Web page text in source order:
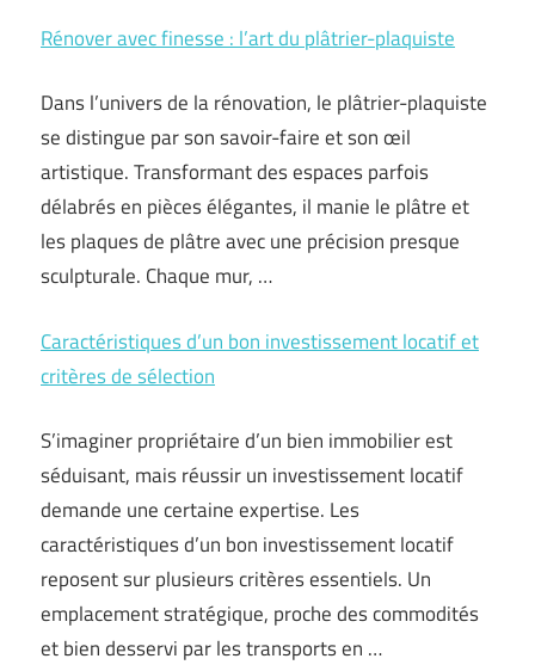
Rénover avec finesse : l’art du plâtrier-plaquiste
Dans l’univers de la rénovation, le plâtrier-plaquiste
se distingue par son savoir-faire et son œil
artistique. Transformant des espaces parfois
délabrés en pièces élégantes, il manie le plâtre et
les plaques de plâtre avec une précision presque
sculpturale. Chaque mur, …
Caractéristiques d’un bon investissement locatif et
critères de sélection
S’imaginer propriétaire d’un bien immobilier est
séduisant, mais réussir un investissement locatif
demande une certaine expertise. Les
caractéristiques d’un bon investissement locatif
reposent sur plusieurs critères essentiels. Un
emplacement stratégique, proche des commodités
et bien desservi par les transports en …